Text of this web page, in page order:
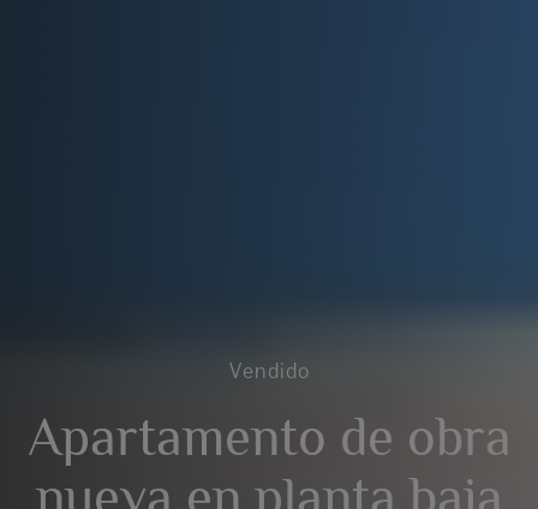
Vendido
Apartamento de obra
nueva en planta baja